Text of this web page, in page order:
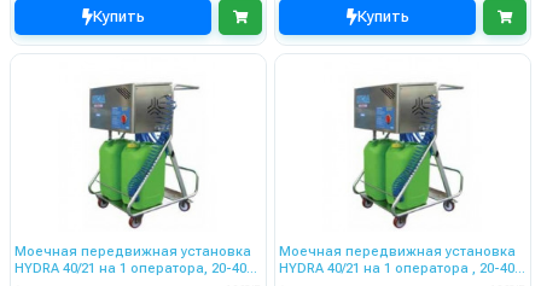
Купить Купить
Моечная передвижная установка
HYDRA 40/21 на 1 оператора, 20-40
Моечная передвижная установка
HYDRA 40/21 на 1 оператора , 20-40